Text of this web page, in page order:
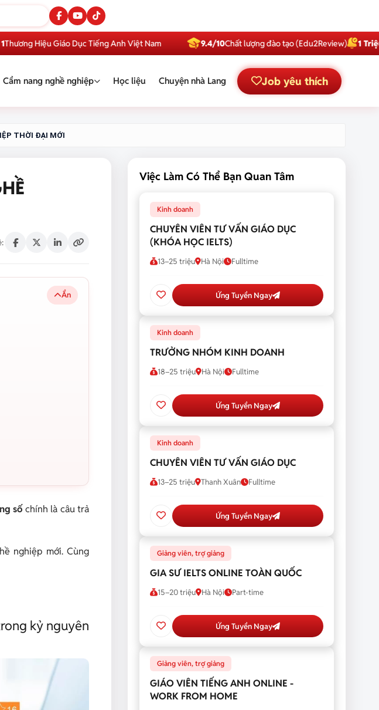
Giáo Dục Tiếng Anh Việt Nam 9.4/10Chất lượng đào tạo (Edu2Review) 1 Triệu
Cẩm nang nghề nghiệp Học liệu Chuyện nhà Lang Job yêu thích
THỜI ĐẠI MỚI
Ẩn
sốchính là câu trả
nghiệp mới. Cùng
kỷ nguyên
Việc Làm Có Thể Bạn Quan Tâm
Kinh doanh
CHUYÊN VIÊN TƯ VẤN GIÁO DỤC
(KHÓA HỌC IELTS)
13–25 triệu Hà Nội Fulltime
Ứng Tuyển Ngay
Kinh doanh
TRƯỞNG NHÓM KINH DOANH
18–25 triệu Hà Nội Fulltime
Ứng Tuyển Ngay
Kinh doanh
CHUYÊN VIÊN TƯ VẤN GIÁO DỤC
13–25 triệu Thanh Xuân Fulltime
Ứng Tuyển Ngay
Giảng viên, trợ giảng
GIA SƯ IELTS ONLINE TOÀN QUỐC
15–20 triệu Hà Nội Part-time
Ứng Tuyển Ngay
Giảng viên, trợ giảng
GIÁO VIÊN TIẾNG ANH ONLINE -
WORK FROM HOME